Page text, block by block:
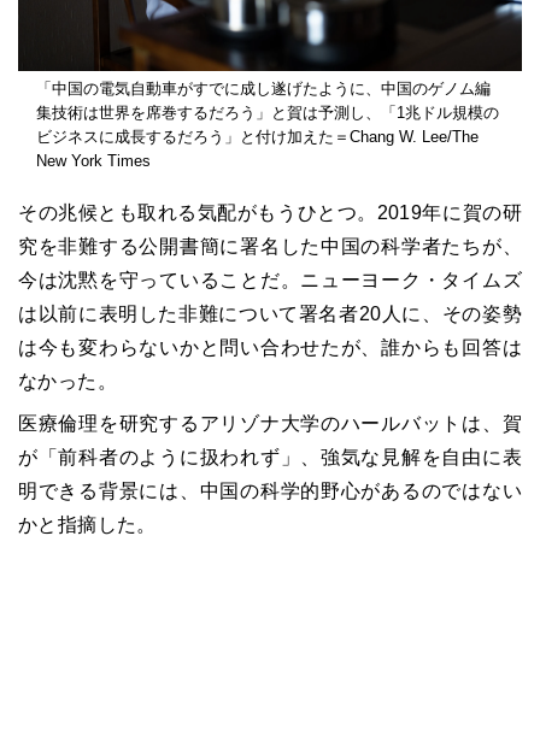
「中国の電気自動車がすでに成し遂げたように、中国のゲノム編
集技術は世界を席巻するだろう」と賀は予測し、「1兆ドル規模の
ビジネスに成長するだろう」と付け加えた＝Chang W. Lee/The
New York Times
その兆候とも取れる気配がもうひとつ。2019年に賀の研
究を非難する公開書簡に署名した中国の科学者たちが、
今は沈黙を守っていることだ。ニューヨーク・タイムズ
は以前に表明した非難について署名者20人に、その姿勢
は今も変わらないかと問い合わせたが、誰からも回答は
なかった。
医療倫理を研究するアリゾナ大学のハールバットは、賀
が「前科者のように扱われず」、強気な見解を自由に表
明できる背景には、中国の科学的野心があるのではない
かと指摘した。